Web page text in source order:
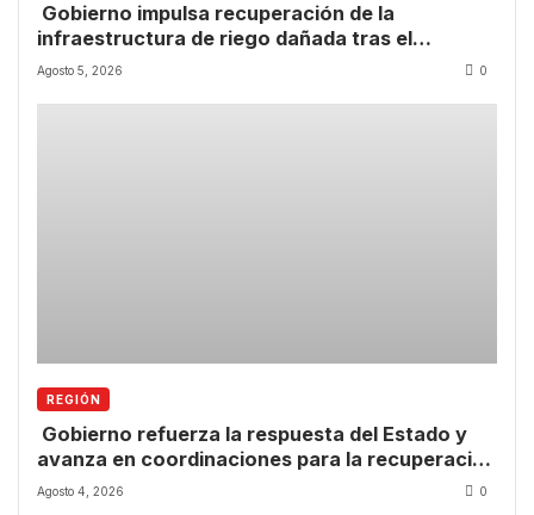
Gobierno impulsa recuperación de la
infraestructura de riego dañada tras el
temporal.
Agosto 5, 2026 0
REGIÓN
Gobierno refuerza la respuesta del Estado y
avanza en coordinaciones para la recuperación
de la Región de Coquimbo.
Agosto 4, 2026 0